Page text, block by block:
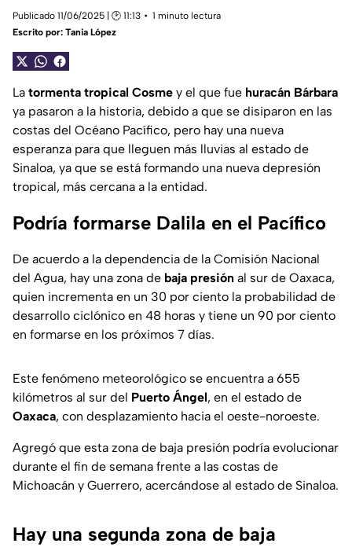
Publicado 11/06/2025 | 🕑 11:13
1 minuto lectura
Escrito por: Tania López
La tormenta tropical Cosme y el que fue huracán Bárbara
ya pasaron a la historia, debido a que se disiparon en las
costas del Océano Pacífico, pero hay una nueva
esperanza para que lleguen más lluvias al estado de
Sinaloa, ya que se está formando una nueva depresión
tropical, más cercana a la entidad.
Podría formarse Dalila en el Pacífico
De acuerdo a la dependencia de la Comisión Nacional
del Agua, hay una zona de baja presión al sur de Oaxaca,
quien incrementa en un 30 por ciento la probabilidad de
desarrollo ciclónico en 48 horas y tiene un 90 por ciento
en formarse en los próximos 7 días.
Este fenómeno meteorológico se encuentra a 655
kilómetros al sur del Puerto Ángel, en el estado de
Oaxaca, con desplazamiento hacia el oeste-noroeste.
Agregó que esta zona de baja presión podría evolucionar
durante el fin de semana frente a las costas de
Michoacán y Guerrero, acercándose al estado de Sinaloa.
Hay una segunda zona de baja